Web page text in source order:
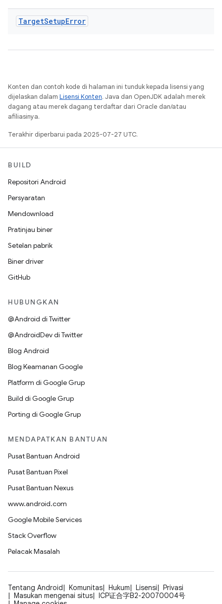
TargetSetupError
Konten dan contoh kode di halaman ini tunduk kepada lisensi yang
dijelaskan dalam Lisensi Konten. Java dan OpenJDK adalah merek
dagang atau merek dagang terdaftar dari Oracle dan/atau
afiliasinya.
Terakhir diperbarui pada 2025-07-27 UTC.
BUILD
Repositori Android
Persyaratan
Mendownload
Pratinjau biner
Setelan pabrik
Biner driver
GitHub
HUBUNGKAN
@Android di Twitter
@AndroidDev di Twitter
Blog Android
Blog Keamanan Google
Platform di Google Grup
Build di Google Grup
Porting di Google Grup
MENDAPATKAN BANTUAN
Pusat Bantuan Android
Pusat Bantuan Pixel
Pusat Bantuan Nexus
www.android.com
Google Mobile Services
Stack Overflow
Pelacak Masalah
Tentang Android Komunitas Hukum Lisensi
Privasi
Masukan mengenai situs
ICP证合字B2-20070004号